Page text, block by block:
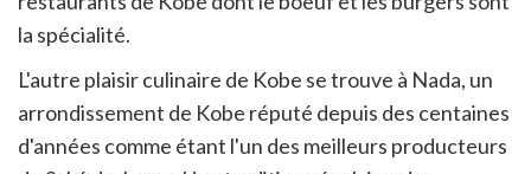
la spécialité.
L'autre plaisir culinaire de Kobe se trouve à Nada, un
arrondissement de Kobe réputé depuis des centaines
d'années comme étant l'un des meilleurs producteurs